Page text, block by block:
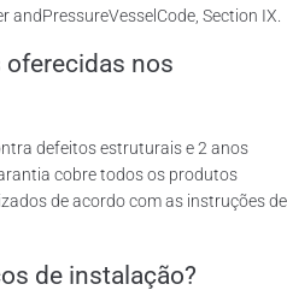
andPressureVesselCode, Section IX.
oferecidas nos
defeitos estruturais e 2 anos
cobre todos os produtos
de acordo com as instruções de
de instalação?